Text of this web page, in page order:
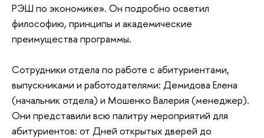
РЭШ по экономике». Он подробно осветил
философию, принципы и академические
преимущества программы.
Сотрудники отдела по работе с абитуриентами,
выпускниками и работодателями: Демидова Елена
(начальник отдела) и Мошенко Валерия (менеджер).
Они представили всю палитру мероприятий для
абитуриентов: от Дней открытых дверей до